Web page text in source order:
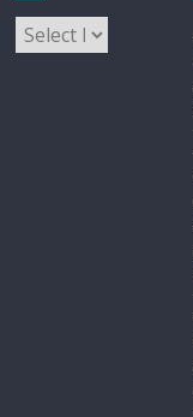
Archives